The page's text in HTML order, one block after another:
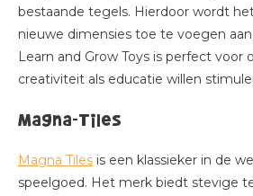
bestaande tegels. Hierdoor wordt
nieuwe dimensies toe te voegen
Learn and Grow Toys is perfect voor
creativiteit als educatie willen
Magna-Tiles
Magna Tiles is een klassieker in de
speelgoed. Het merk biedt stevige